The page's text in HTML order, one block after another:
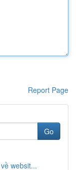
Report Page
Go
websit...